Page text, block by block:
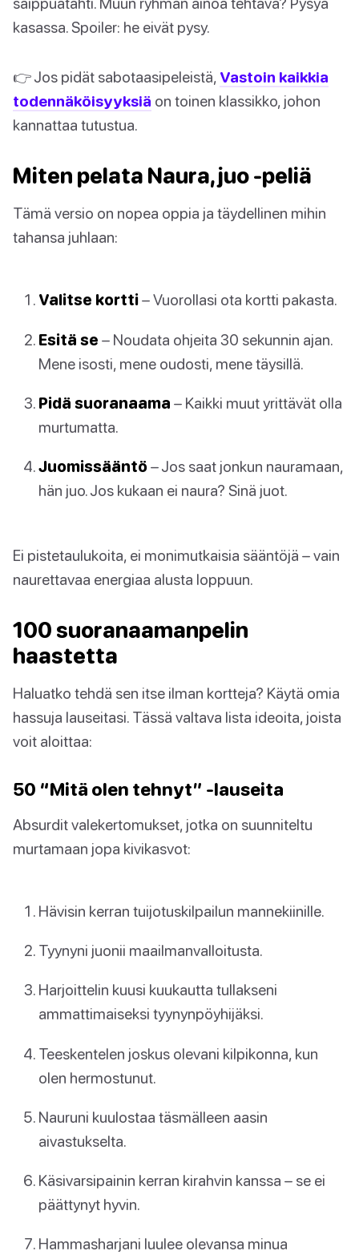
kasassa. Spoiler: he eivät pysy.
👉 Jos pidät sabotaasipeleistä, Vastoin kaikkia
todennäköisyyksiä on toinen klassikko, johon
kannattaa tutustua.
Miten pelata Naura, juo -peliä
Tämä versio on nopea oppia ja täydellinen mihin
tahansa juhlaan:
Valitse kortti– Vuorollasi ota kortti pakasta.
Esitä se – Noudata ohjeita 30 sekunnin ajan.
Mene isosti, mene oudosti, mene täysillä.
Pidä suoranaama – Kaikki muut yrittävät olla
murtumatta.
Juomissääntö– Jos saat jonkun nauramaan,
hän juo. Jos kukaan ei naura? Sinä juot.
Ei pistetaulukoita, ei monimutkaisia sääntöjä – vain
naurettavaa energiaa alusta loppuun.
100 suoranaamanpelin
haastetta
Haluatko tehdä sen itse ilman kortteja? Käytä omia
hassuja lauseitasi. Tässä valtava lista ideoita, joista
voit aloittaa:
50 “Mitä olen tehnyt” -lauseita
Absurdit valekertomukset, jotka on suunniteltu
murtamaan jopa kivikasvot:
Hävisin kerran tuijotuskilpailun mannekiinille.
Tyynyni juonii maailmanvalloitusta.
Harjoittelin kuusi kuukautta tullakseni
ammattimaiseksi tyynynpöyhijäksi.
Teeskentelen joskus olevani kilpikonna, kun
olen hermostunut.
Nauruni kuulostaa täsmälleen aasin
aivastukselta.
Käsivarsipainin kerran kirahvin kanssa – se ei
päättynyt hyvin.
Hammasharjani luulee olevansa minua